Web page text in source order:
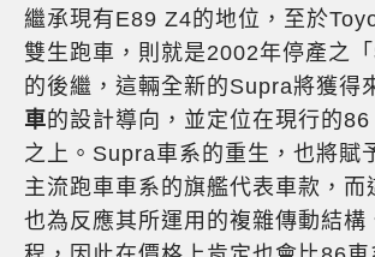
繼承現有E89 Z4的地位，至於
雙生跑車，則就是2002年停產之「
的後繼，這輛全新的Supra將獲得
車的設計導向，並定位在現行的
之上。Supra車系的重生，也將賦
主流跑車車系的旗艦代表車款，而
也為反應其所運用的複雜傳動結構